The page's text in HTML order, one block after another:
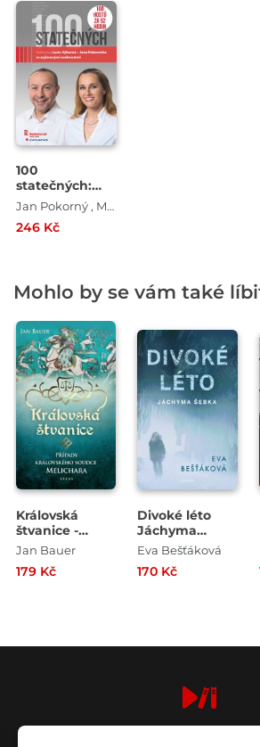
100
statečných:
Rozhovory
Lucie Výborné
a Jana
Jan Pokorný , Martin Mašek , Lucie Výborná
246 Kč
Mohlo by se vám také
Královská
štvanice -
Případy
soudce
Jan Bauer
179 Kč
Divoké léto
Jáchyma
Šebka
Eva Bešťáková
170 Kč